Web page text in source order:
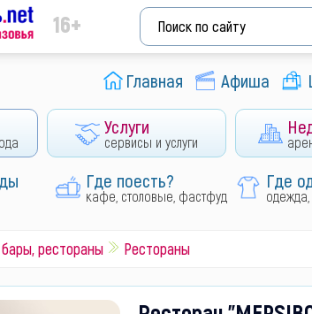
16+
Главная Афиша
Услуги
сервисы и услуги
Где поесть?
кафе, столовые, фастфуд
Где
рестораны Рестораны